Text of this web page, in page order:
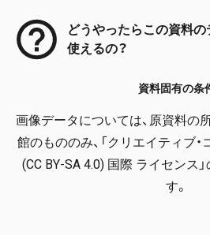
どうやったらこの資料
使えるの？
資料固有の条
画像データについては、原資料の
館のもののみ、「クリエイティブ
(CC BY-SA 4.0) 国際 ライセンス
す。